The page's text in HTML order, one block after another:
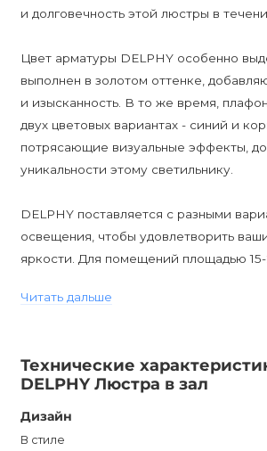
и долговечность этой люстры в
Цвет арматуры DELPHY особенно
выполнен в золотом оттенке,
и изысканность. В то же время,
двух цветовых вариантах - синий и
потрясающие визуальные эффекты,
уникальности этому светильнику.
DELPHY поставляется с разными
освещения, чтобы удовлетворить
яркости. Для помещений площадью
размером Ø 70*H58 см, а для
квадратных метров, то 6 ламп
будут идеальным выбором. Для
10-15 квадратных метров подходят 10
70*H42 см.
Читать дальше
Технические
DELPHY Люстра в зал
Дизайн
В стиле